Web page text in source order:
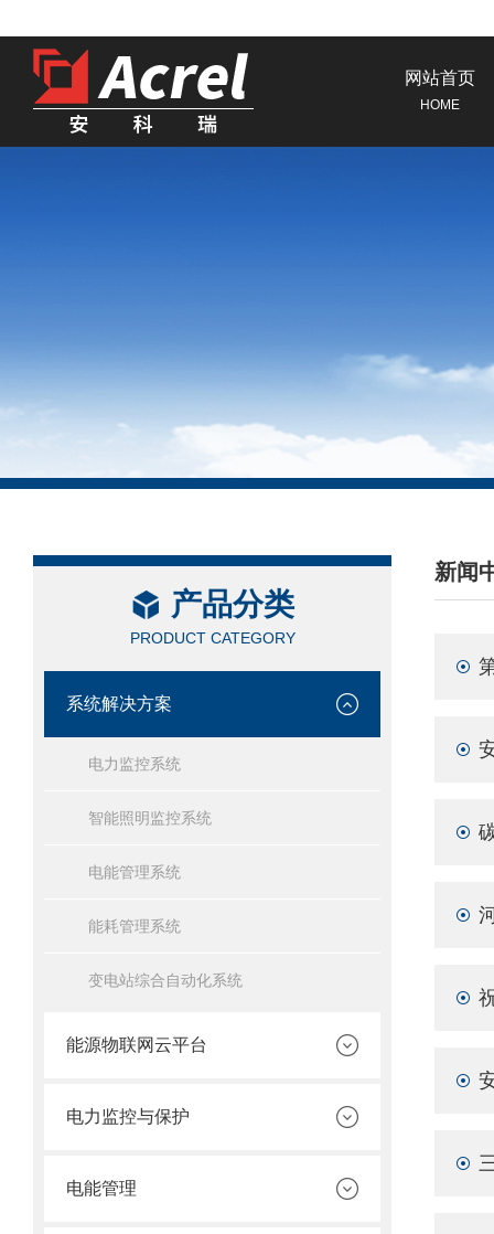
网站首页
HOME
产品分类
PRODUCT CATEGORY
系统解决方案
电力监控系统
智能照明监控系统
电能管理系统
能耗管理系统
变电站综合自动化系统
能源物联网云平台
电力监控与保护
电能管理
新闻
/